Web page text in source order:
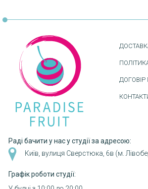
ДОГОВІР
Раді бачити у нас у студії за адресою:
Київ, вулиця Сверстюка, 6в (м.
Графік роботи студії: